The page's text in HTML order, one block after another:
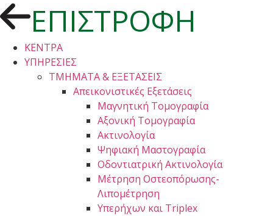
ΕΠΙΣΤΡΟΦΗ
ΚΕΝΤΡΑ
ΥΠΗΡΕΣΙΕΣ
ΤΜΗΜΑΤΑ & ΕΞΕΤΑΣΕΙΣ
Απεικονιστικές Εξετάσεις
Μαγνητική Τομογραφία
Αξονική Τομογραφία
Ακτινολογία
Ψηφιακή Μαστογραφία
Οδοντιατρική Ακτινολογία
Μέτρηση Οστεοπόρωσης-
Λιπομέτρηση
Υπερήχων και Triplex